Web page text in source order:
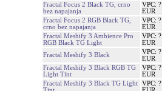
Fractal Focus 2 Black TG, crno
bez napajanja
VPC: ?
EUR
Fractal Focus 2 RGB Black TG,
crno bez napajanja
VPC: ?
EUR
Fractal Meshify 3 Ambience Pro
RGB Black TG Light
VPC: ?
EUR
Fractal Meshify 3 Black
VPC: ?
EUR
Fractal Meshify 3 Black RGB TG
Light Tint
VPC: ?
EUR
Fractal Meshify 3 Black TG Light
VPC: ?